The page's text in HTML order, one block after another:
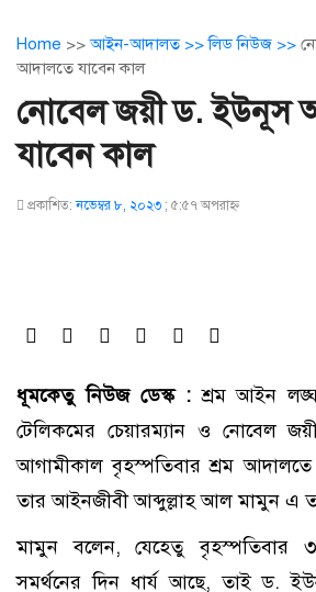
Home >>আইন-আদালত >>লিড নিউজ >>
আদালতে যাবেন কাল
নোবেল জয়ী ড. ইউনূস
যাবেন কাল
প্রকাশিত:নভেম্বর ৮, ২০২৩ ; ৫:৫৭ অপরাহ্ণ
ধূমকেতু নিউজ ডেস্ক :শ্রম আইন
টেলিকমের চেয়ারম্যান ও নোবেল
আগামীকাল বৃহস্পতিবার শ্রম
তার আইনজীবী আব্দুল্লাহ আল মামুন এ
মামুন বলেন, যেহেতু বৃহস্পতিবার
সমর্থনের দিন ধার্য আছে, তাই ড.